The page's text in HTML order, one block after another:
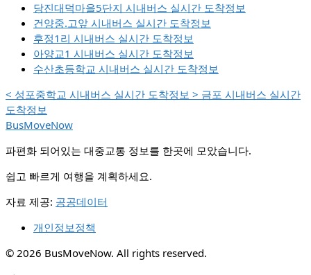
당진대덕마을5단지 시내버스 실시간 도착정보
건양중.고앞 시내버스 실시간 도착정보
후정1리 시내버스 실시간 도착정보
아양교1 시내버스 실시간 도착정보
수산초등학교 시내버스 실시간 도착정보
< 성포중학교 시내버스 실시간 도착정보 > 금포 시내버스 실시간
도착정보
BusMoveNow
파편화 되어있는 대중교통 정보를 한곳에 모았습니다.
쉽고 빠르게 여행을 계획하세요.
자료 제공: 공공데이터
개인정보정책
© 2026 BusMoveNow. All rights reserved.